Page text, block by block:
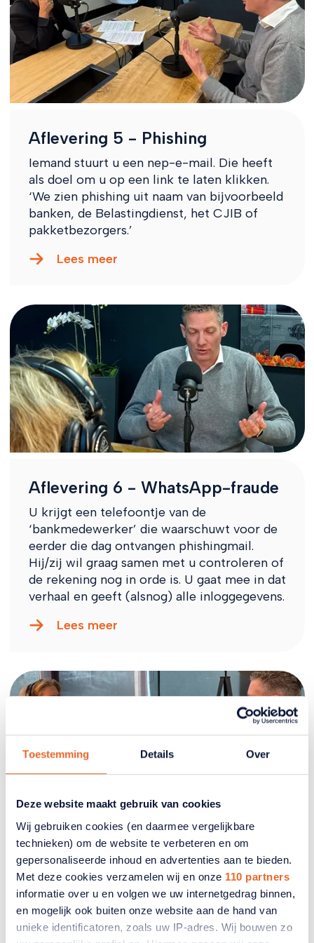
Toestemming Details Over
Deze website maakt gebruik van cookies
Wij gebruiken cookies (en daarmee vergelijkbare
technieken) om de website te verbeteren en om
gepersonaliseerde inhoud en advertenties aan te bieden.
Met deze cookies verzamelen wij en onze 110 partners
informatie over u en volgen we uw internetgedrag binnen,
en mogelijk ook buiten onze website aan de hand van
unieke identificatoren, zoals uw IP-adres. Wij bouwen zo
Aflevering 5 - Phishing
Iemand stuurt u een nep-e-mail. Die heeft
als doel om u op een link te laten klikken.
‘We zien phishing uit naam van bijvoorbeeld
banken, de Belastingdienst, het CJIB of
pakketbezorgers.’
Lees meer
Aflevering 6 - WhatsApp-fraude
U krijgt een telefoontje van de
‘bankmedewerker’ die waarschuwt voor de
eerder die dag ontvangen phishingmail.
Hij/zij wil graag samen met u controleren of
de rekening nog in orde is. U gaat mee in dat
verhaal en geeft (alsnog) alle inloggegevens.
Lees meer
Aflevering 7 - Beveiliging van uw
computer en smartphone
Een kind of kleinkind in nood stuurt een
appje en vraagt om geld. ‘En let op’, zegt
Boudewijn, ‘zorg ervoor dat uw computer